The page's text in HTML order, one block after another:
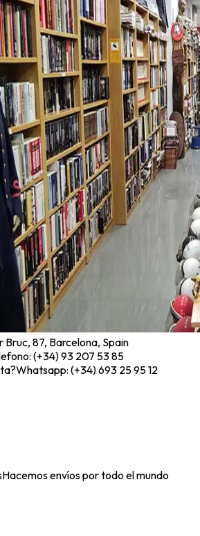
Bruc, 87, Barcelona, Spain
(+34) 93 207 53 85
Whatsapp: (+34) 693 25 95 12
Hacemos envíos por todo el mundo